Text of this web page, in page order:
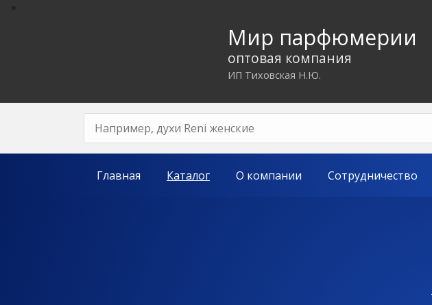
Мир парфюмерии
оптовая компания
ИП Тиховская Н.Ю.
Главная Каталог О компании Сотрудничество